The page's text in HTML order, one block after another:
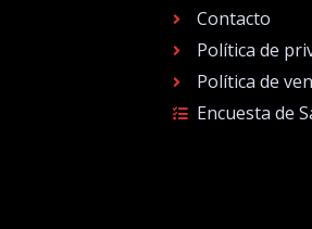
Contacto
Política de
Política de
Encuesta de